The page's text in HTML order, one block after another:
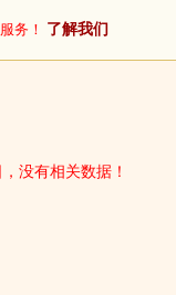
务！ 了解我们
没有相关数据！